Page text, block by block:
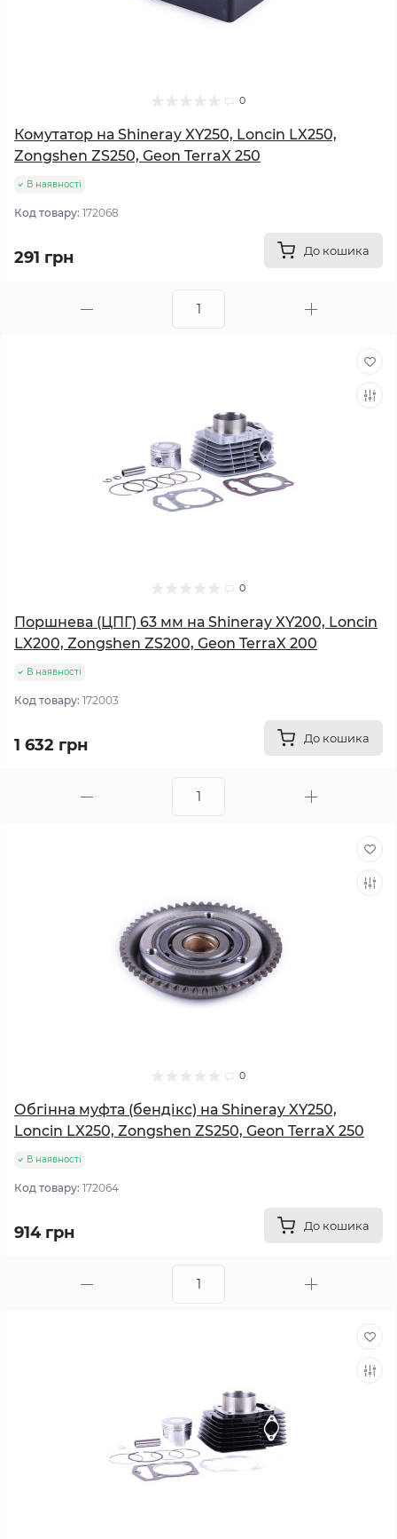
0
Комутатор на Shineray XY250, Loncin LX250,
Zongshen ZS250, Geon TerraX 250
В наявності
Код товару: 172068
291 грн До кошика
0
Поршнева (ЦПГ) 63 мм на Shineray XY200, Loncin
LX200, Zongshen ZS200, Geon TerraX 200
В наявності
Код товару: 172003
1 632 грн До кошика
0
Обгінна муфта (бендікс) на Shineray XY250,
Loncin LX250, Zongshen ZS250, Geon TerraX 250
В наявності
Код товару: 172064
914 грн До кошика